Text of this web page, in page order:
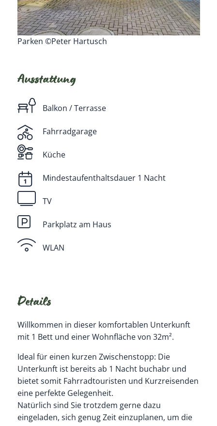
Ausstattung
Balkon / Terrasse
Fahrradgarage
Küche
Mindestaufenthaltsdauer 1 Nacht
Parkplatz am Haus
TV
WLAN
Parken ©Peter Hartusch
Details
Willkommen in dieser komfortablen Unterkunft
mit 1 Bett und einer Wohnfläche von 32m².
Ideal für einen kurzen Zwischenstopp: Die
Unterkunft ist bereits ab 1 Nacht buchabr und
bietet somit Fahrradtouristen und Kurzreisenden
eine perfekte Gelegenheit.
Natürlich sind Sie trotzdem gerne dazu
eingeladen, sich genug Zeit einzuplanen, um die